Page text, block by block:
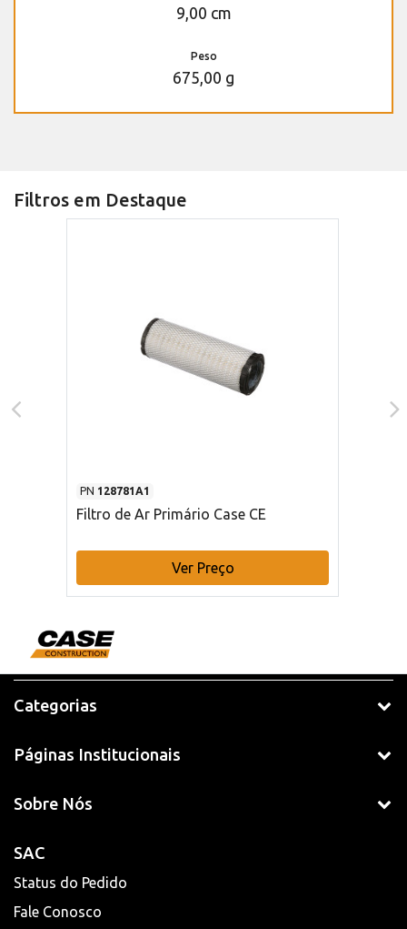
9,00 cm
Peso
675,00 g
Filtros em Destaque
PN 128781A1
Filtro de Ar Primário Case CE
Ver Preço
Categorias
Páginas Institucionais
Sobre Nós
SAC
Status do Pedido
Fale Conosco